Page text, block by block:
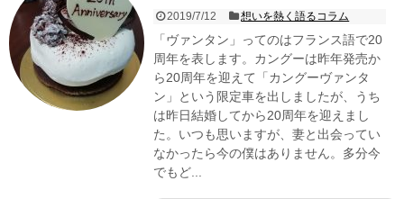
2019/7/12 想いを熱く語るコラム
「ヴァンタン」ってのはフランス語で20
周年を表します。カングーは昨年発売か
ら20周年を迎えて「カングーヴァンタ
ン」という限定車を出しましたが、うち
は昨日結婚してから20周年を迎えまし
た。いつも思いますが、妻と出会ってい
なかったら今の僕はありません。多分今
でもど...